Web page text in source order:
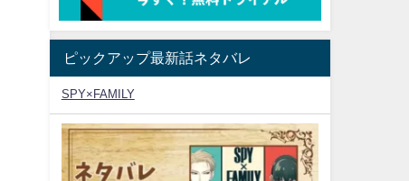
ピックアップ最新話ネタバレ
SPY×FAMILY